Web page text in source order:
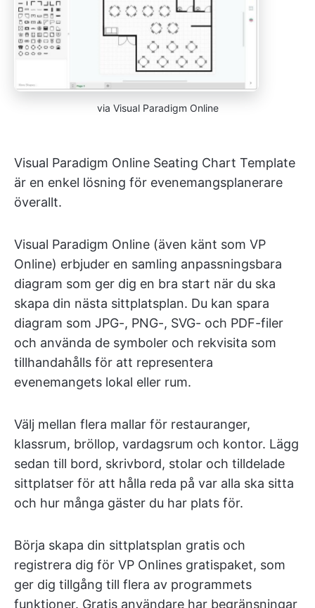
via Visual Paradigm Online
Visual Paradigm Online Seating Chart Template
är en enkel lösning för evenemangsplanerare
överallt.
Visual Paradigm Online (även känt som VP
Online) erbjuder en samling anpassningsbara
diagram som ger dig en bra start när du ska
skapa din nästa sittplatsplan. Du kan spara
diagram som JPG-, PNG-, SVG- och PDF-filer
och använda de symboler och rekvisita som
tillhandahålls för att representera
evenemangets lokal eller rum.
Välj mellan flera mallar för restauranger,
klassrum, bröllop, vardagsrum och kontor. Lägg
sedan till bord, skrivbord, stolar och tilldelade
sittplatser för att hålla reda på var alla ska sitta
och hur många gäster du har plats för.
Börja skapa din sittplatsplan gratis och
registrera dig för VP Onlines gratispaket, som
ger dig tillgång till flera av programmets
funktioner. Gratis användare har begränsningar